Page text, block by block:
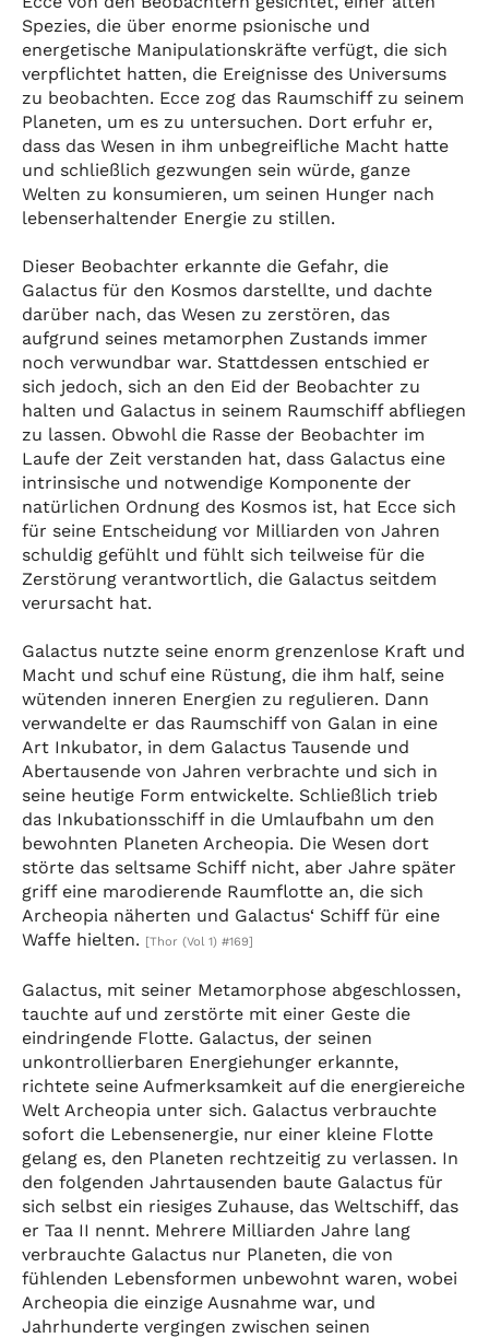
Spezies, die über enorme psionische und
energetische Manipulationskräfte verfügt, die sich
verpflichtet hatten, die Ereignisse des Universums
zu beobachten. Ecce zog das Raumschiff zu seinem
Planeten, um es zu untersuchen. Dort erfuhr er,
dass das Wesen in ihm unbegreifliche Macht hatte
und schließlich gezwungen sein würde, ganze
Welten zu konsumieren, um seinen Hunger nach
lebenserhaltender Energie zu stillen.
Dieser Beobachter erkannte die Gefahr, die
Galactus für den Kosmos darstellte, und dachte
darüber nach, das Wesen zu zerstören, das
aufgrund seines metamorphen Zustands immer
noch verwundbar war. Stattdessen entschied er
sich jedoch, sich an den Eid der Beobachter zu
halten und Galactus in seinem Raumschiff abfliegen
zu lassen. Obwohl die Rasse der Beobachter im
Laufe der Zeit verstanden hat, dass Galactus eine
intrinsische und notwendige Komponente der
natürlichen Ordnung des Kosmos ist, hat Ecce sich
für seine Entscheidung vor Milliarden von Jahren
schuldig gefühlt und fühlt sich teilweise für die
Zerstörung verantwortlich, die Galactus seitdem
verursacht hat.
Galactus nutzte seine enorm grenzenlose Kraft und
Macht und schuf eine Rüstung, die ihm half, seine
wütenden inneren Energien zu regulieren. Dann
verwandelte er das Raumschiff von Galan in eine
Art Inkubator, in dem Galactus Tausende und
Abertausende von Jahren verbrachte und sich in
seine heutige Form entwickelte. Schließlich trieb
das Inkubationsschiff in die Umlaufbahn um den
bewohnten Planeten Archeopia. Die Wesen dort
störte das seltsame Schiff nicht, aber Jahre später
griff eine marodierende Raumflotte an, die sich
Archeopia näherten und Galactus‘ Schiff für eine
Waffe hielten. [Thor (Vol 1) #169]
Galactus, mit seiner Metamorphose abgeschlossen,
tauchte auf und zerstörte mit einer Geste die
eindringende Flotte. Galactus, der seinen
unkontrollierbaren Energiehunger erkannte,
richtete seine Aufmerksamkeit auf die energiereiche
Welt Archeopia unter sich. Galactus verbrauchte
sofort die Lebensenergie, nur einer kleine Flotte
gelang es, den Planeten rechtzeitig zu verlassen. In
den folgenden Jahrtausenden baute Galactus für
sich selbst ein riesiges Zuhause, das Weltschiff, das
er Taa II nennt. Mehrere Milliarden Jahre lang
verbrauchte Galactus nur Planeten, die von
fühlenden Lebensformen unbewohnt waren, wobei
Archeopia die einzige Ausnahme war, und
Jahrhunderte vergingen zwischen seinen